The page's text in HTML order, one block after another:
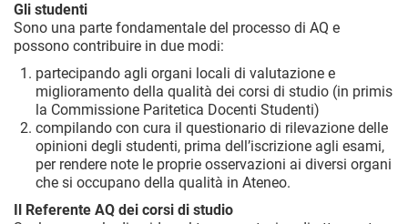
Gli studenti
Sono una parte fondamentale del processo di AQ e
possono contribuire in due modi:
partecipando agli organi locali di valutazione e
miglioramento della qualità dei corsi di studio (in primis
la Commissione Paritetica Docenti Studenti)
compilando con cura il questionario di rilevazione delle
opinioni degli studenti, prima dell’iscrizione agli esami,
per rendere note le proprie osservazioni ai diversi organi
che si occupano della qualità in Ateneo.
Il Referente AQ dei corsi di studio